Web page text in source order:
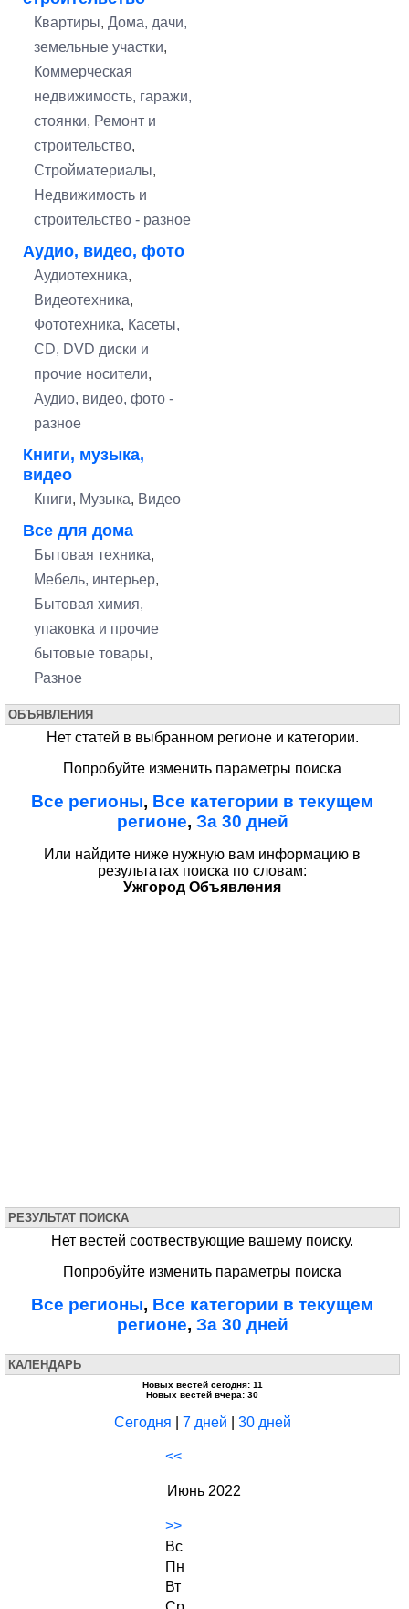
Квартиры, Дома, дачи,
земельные участки,
Коммерческая
недвижимость, гаражи,
стоянки, Ремонт и
строительство,
Стройматериалы,
Недвижимость и
строительство - разное
Аудио, видео, фото
Аудиотехника,
Видеотехника,
Фототехника, Касеты,
CD, DVD диски и
прочие носители,
Аудио, видео, фото -
разное
Книги, музыка,
видео
Книги, Музыка, Видео
Все для дома
Бытовая техника,
Мебель, интерьер,
Бытовая химия,
упаковка и прочие
бытовые товары,
Разное
ОБЪЯВЛЕНИЯ
Нет статей в выбранном регионе и категории.
Попробуйте изменить параметры поиска
Все регионы, Все категории в текущем
регионе, За 30 дней
Или найдите ниже нужную вам информацию в
результатах поиска по словам:
Ужгород Объявления
РЕЗУЛЬТАТ ПОИСКА
Нет вестей соотвествующие вашему поиску.
Попробуйте изменить параметры поиска
Все регионы, Все категории в текущем
регионе, За 30 дней
КАЛЕНДАРЬ
Новых вестей сегодня: 11
Новых вестей вчера: 30
Сегодня 7 дней 30 дней
<<
Июнь 2022
>>
Вс
Пн
Вт